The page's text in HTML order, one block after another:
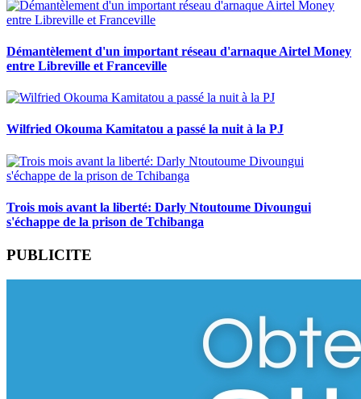
Démantèlement d'un important réseau d'arnaque Airtel Money
entre Libreville et Franceville
Wilfried Okouma Kamitatou a passé la nuit à la PJ
Trois mois avant la liberté: Darly Ntoutoume Divoungui
s'échappe de la prison de Tchibanga
PUBLICITE